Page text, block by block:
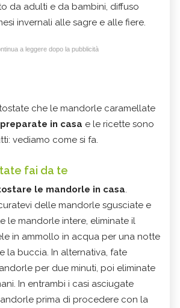
da adulti e da bambini, diffuso
invernali alle sagre e alle fiere.
a leggere dopo la pubblicità
che le mandorle caramellate
preparate in casa e le ricette sono
vediamo come si fa.
fai da te
le mandorle in casa.
delle mandorle sgusciate e
le mandorle intere, eliminate il
in ammollo in acqua per una notte
la buccia. In alternativa, fate
per due minuti, poi eliminate
In entrambi i casi asciugate
prima di procedere con la